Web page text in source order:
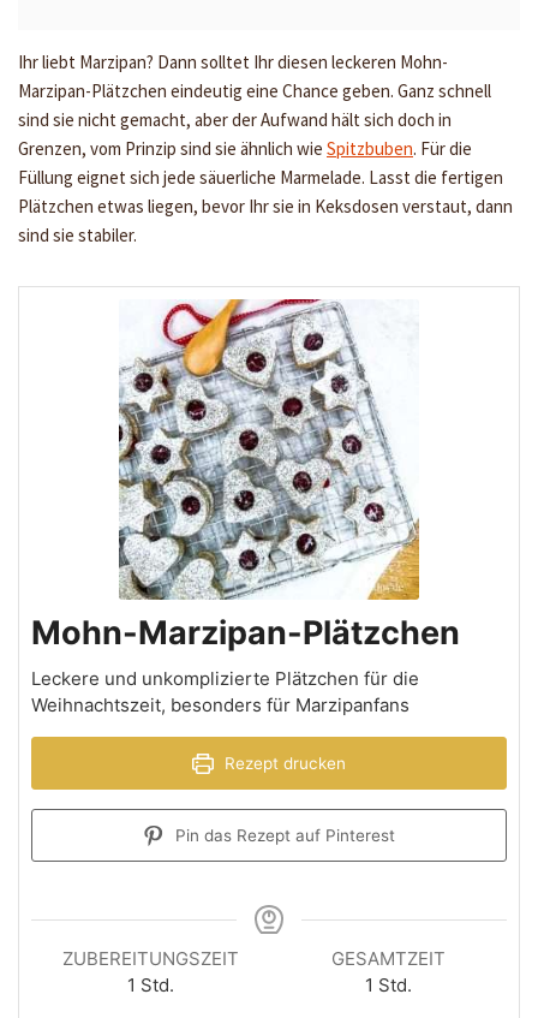
Ihr liebt Marzipan? Dann solltet Ihr diesen leckeren Mohn-
Marzipan-Plätzchen eindeutig eine Chance geben. Ganz schnell
sind sie nicht gemacht, aber der Aufwand hält sich doch in
Grenzen, vom Prinzip sind sie ähnlich wie Spitzbuben. Für die
Füllung eignet sich jede säuerliche Marmelade. Lasst die fertigen
Plätzchen etwas liegen, bevor Ihr sie in Keksdosen verstaut, dann
sind sie stabiler.
Mohn-Marzipan-Plätzchen
Leckere und unkomplizierte Plätzchen für die
Weihnachtszeit, besonders für Marzipanfans
Rezept drucken
Pin das Rezept auf Pinterest
ZUBEREITUNGSZEIT
1 Std.
GESAMTZEIT
1 Std.